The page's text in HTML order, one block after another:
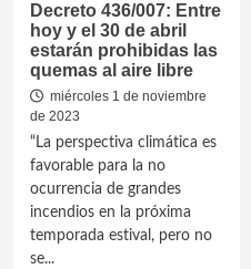
Decreto 436/007: Entre
hoy y el 30 de abril
estarán prohibidas las
quemas al aire libre
miércoles 1 de noviembre
de 2023
“La perspectiva climática es
favorable para la no
ocurrencia de grandes
incendios en la próxima
temporada estival, pero no
se...